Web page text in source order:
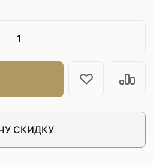
СКИДКУ